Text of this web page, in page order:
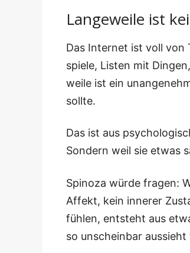
Langeweile ist
Das Inter­net ist voll von
spie­le, Lis­ten mit
wei­le ist ein
sollte.
Das ist aus
Son­dern weil sie etwas
Spi­no­za wür­de fra­gen:
Affekt, kein inne­rer
füh­len, ent­steht aus
so unschein­bar aus­sieht